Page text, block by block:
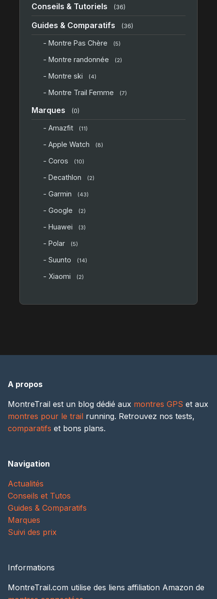
Conseils & Tutoriels (36)
Guides & Comparatifs (36)
- Montre Pas Chère (5)
- Montre randonnée (2)
- Montre ski (4)
- Montre Trail Femme (7)
Marques (0)
- Amazfit (11)
- Apple Watch (8)
- Coros (10)
- Decathlon (2)
- Garmin (43)
- Google (2)
- Huawei (3)
- Polar (5)
- Suunto (14)
- Xiaomi (2)
A propos
MontreTrail est un blog dédié aux montres GPS et aux
montres pour le trail running. Retrouvez nos tests,
comparatifs et bons plans.
Navigation
Actualités
Conseils et Tutos
Guides & Comparatifs
Marques
Suivi des prix
Informations
MontreTrail.com utilise des liens affiliation Amazon de